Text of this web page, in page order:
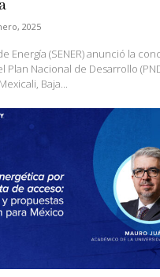
2025
Energía (SENER) anunció la
Plan Nacional de Desarrollo
Baja...